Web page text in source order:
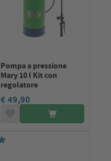
Pompa a pressione
Mary 10 l Kit con
regolatore
€ 49,90